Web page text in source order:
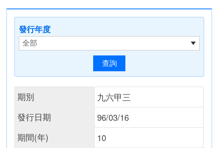
發行年度
期別
九六甲三
發行日期
96/03/16
期間(年)
10